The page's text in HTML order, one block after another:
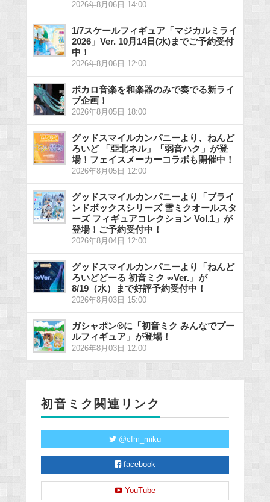
2026年8月06日 14:00
1/7スケールフィギュア「マジカルミライ
2026」Ver. 10月14日(水)までご予約受付
中！
2026年8月06日 12:00
ボカロ音楽を和楽器のみで奏でる新ライ
ブ企画！
2026年8月05日 18:00
グッドスマイルカンパニーより、ねんど
ろいど 「亞北ネル」「弱音ハク」が登
場！フェイスメーカーコラボも開催中！
2026年8月05日 12:00
グッドスマイルカンパニーより「ブライ
ンドボックスシリーズ 雪ミクオールスタ
ーズ フィギュアコレクション Vol.1」が
登場！ご予約受付中！
2026年8月04日 12:00
グッドスマイルカンパニーより「ねんど
ろいどどーる 初音ミク ∞Ver.」が
8/19（水）まで好評予約受付中！
2026年8月03日 15:00
ガシャポン®に「初音ミク みんなでプー
ルフィギュア」が登場！
2026年8月03日 12:00
初音ミク関連リンク
@cfm_miku
facebook
YouTube